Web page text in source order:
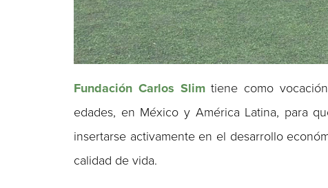
Fundación Carlos Slimtiene como
edades, en México y América Latina, para
insertarse activamente en el desarrollo
calidad de vida.